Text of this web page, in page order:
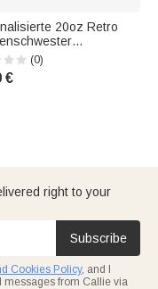
20oz Retro
Edelstahl
Vakuum isoliert
mit Stroh
(0)
€
right to your
Subscribe
Cookies Policy, and I
messages from Callie via